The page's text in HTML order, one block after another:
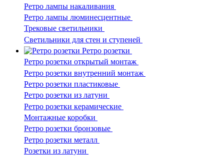
Ретро лампы накаливания
Ретро лампы люминесцентные
Трековые светильники
Светильники для стен и ступеней
Ретро розетки
Ретро розетки открытый монтаж
Ретро розетки внутренний монтаж
Ретро розетки пластиковые
Ретро розетки из латуни
Ретро розетки керамические
Монтажные коробки
Ретро розетки бронзовые
Ретро розетки металл
Розетки из латуни